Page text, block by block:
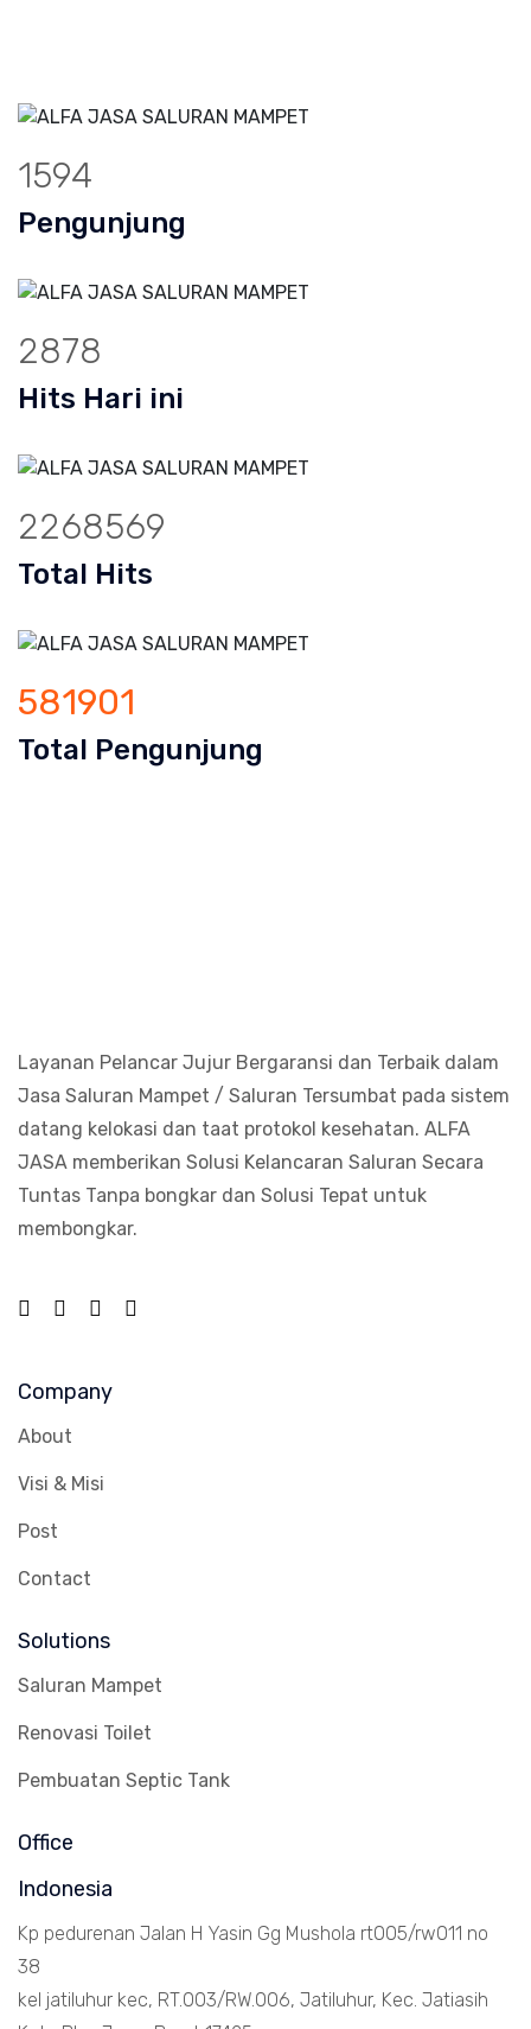
1594
Pengunjung
2878
Hits Hari ini
2268569
Total Hits
581901
Total Pengunjung
Layanan Pelancar Jujur Bergaransi dan Terbaik dalam
Jasa Saluran Mampet / Saluran Tersumbat pada sistem
datang kelokasi dan taat protokol kesehatan. ALFA
JASA memberikan Solusi Kelancaran Saluran Secara
Tuntas Tanpa bongkar dan Solusi Tepat untuk
membongkar.
Company
About
Visi & Misi
Post
Contact
Solutions
Saluran Mampet
Renovasi Toilet
Pembuatan Septic Tank
Office
Indonesia
Kp pedurenan Jalan H Yasin Gg Mushola rt005/rw011 no
38
kel jatiluhur kec, RT.003/RW.006, Jatiluhur, Kec. Jatiasih